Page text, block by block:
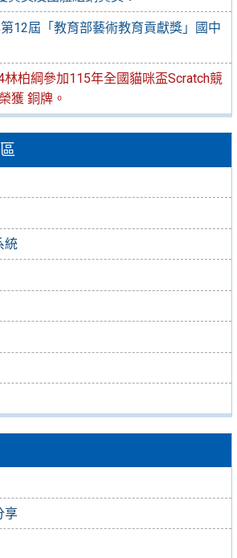
12屆「教育部藝術教育貢獻獎」國中
柏綱參加115年全國貓咪盃Scratch競
獲 銅牌。
統
享